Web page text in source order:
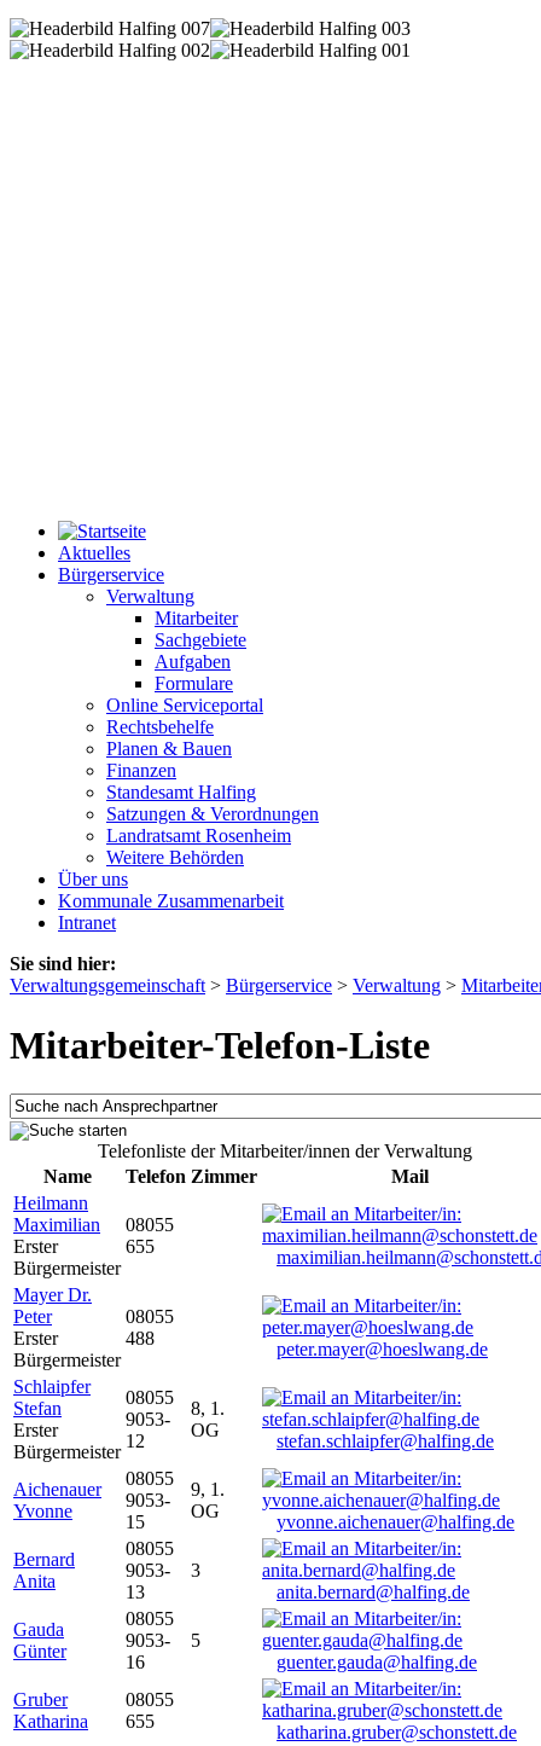
Aktuelles
Bürgerservice
Verwaltung
Mitarbeiter
Sachgebiete
Aufgaben
Formulare
Online Serviceportal
Rechtsbehelfe
Planen & Bauen
Finanzen
Standesamt Halfing
Satzungen & Verordnungen
Landratsamt Rosenheim
Weitere Behörden
Über uns
Kommunale Zusammenarbeit
Intranet
Sie sind hier:
Verwaltungsgemeinschaft > Bürgerservice > Verwaltung >
Mitarbeiter-Telefon-Liste
Telefonliste der Mitarbeiter/innen der Verwaltung
Name
Telefon Zimmer
Mail
Heilmann
Maximilian
Erster
Bürgermeister
08055
655
Mayer Dr.
Peter
Erster
Bürgermeister
08055
488
peter.mayer@hoeslwang.de
Schlaipfer
Stefan
Erster
Bürgermeister
08055
9053-
12
8, 1.
OG
stefan.schlaipfer@halfing.de
Aichenauer
Yvonne
08055
9053-
15
9, 1.
OG
yvonne.aichenauer@halfing.de
Bernard
Anita
08055
9053-
13
3
anita.bernard@halfing.de
Gauda
Günter
08055
9053-
16
5
guenter.gauda@halfing.de
Gruber
Katharina
08055
655
katharina.gruber@schonstett.de